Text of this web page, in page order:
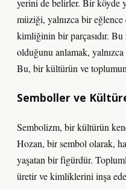
yerini de belirler. Bir köyde
müziği, yalnızca bir
kimliğinin bir parçasıdır. Bu
olduğunu anlamak,
Bu, bir kültürün ve
Semboller ve
Sembolizm, bir kültürün
Hozan, bir sembol olarak,
yaşatan bir figürdür.
üretir ve kimliklerini inşa